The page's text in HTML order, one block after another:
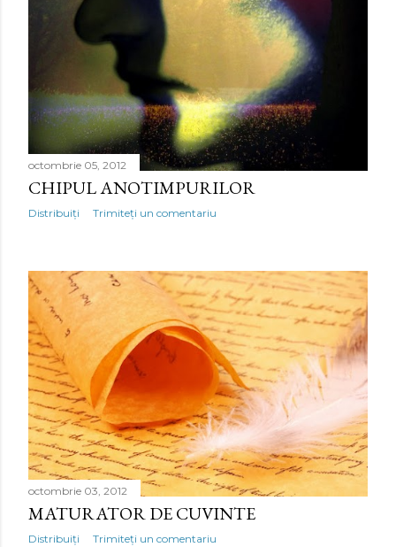
octombrie 05, 2012
CHIPUL ANOTIMPURILOR
Distribuiți Trimiteți un comentariu
octombrie 03, 2012
MATURATOR DE CUVINTE
Distribuiți Trimiteți un comentariu